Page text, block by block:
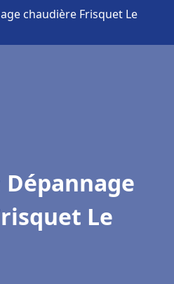
chaudière Frisquet Le
Le